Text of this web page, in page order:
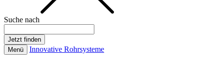
Suche nach
Menü Innovative Rohrsysteme